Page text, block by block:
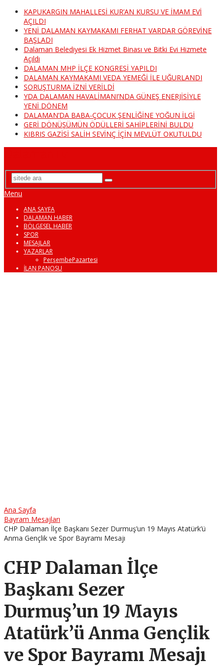
KAPUKARGIN MAHALLESİ KUR’AN KURSU VE İMAM EVİ
AÇILDI
YENİ DALAMAN KAYMAKAMI FERHAT VARDAR GÖREVİNE
BAŞLADI
Dalaman Belediyesi Ek Hizmet Binası ve Bitki Evi Hizmete
Açıldı
DALAMAN MHP İLÇE KONGRESİ YAPILDI
DALAMAN KAYMAKAMI VEDA YEMEĞİ İLE UĞURLANDI
SORUŞTURMA İZNİ VERİLDİ
YDA DALAMAN HAVALİMANI’NDA GÜNEŞ ENERJİSİYLE
YENİ DÖNEM
DALAMAN’DA BABA-ÇOCUK ŞENLİĞİNE YOĞUN İLGİ
GERİ DÖNÜŞÜMÜN ÖDÜLLERİ SAHİPLERİNİ BULDU
KIBRIS GAZİSİ SALİH SEVİNÇ İÇİN MEVLÜT OKUTULDU
Menu
ANA SAYFA
DALAMAN HABER
BÖLGESEL HABER
SPOR
MESAJLAR
YAZARLAR
PerşembePazartesi
İLAN PANOSU
Ana Sayfa
Bayram Mesajları
CHP Dalaman İlçe Başkanı Sezer Durmuş’un 19 Mayıs Atatürk’ü
Anma Gençlik ve Spor Bayramı Mesajı
CHP Dalaman İlçe
Başkanı Sezer
Durmuş’un 19 Mayıs
Atatürk’ü Anma Gençlik
ve Spor Bayramı Mesajı